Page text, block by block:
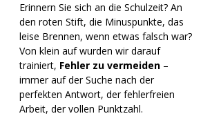
Erinnern Sie sich an die Schulzeit? An
den roten Stift, die Minuspunkte, das
leise Brennen, wenn etwas falsch war?
Von klein auf wurden wir darauf
trainiert, Fehler zu vermeiden –
immer auf der Suche nach der
perfekten Antwort, der fehlerfreien
Arbeit, der vollen Punktzahl.